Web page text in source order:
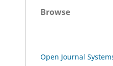
Browse
Open Journal